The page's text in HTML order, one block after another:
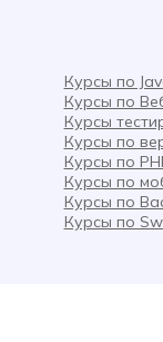
Курсы по
Курсы по
Курсы
Курсы по
Курсы по
Курсы по
Курсы по
Курсы по